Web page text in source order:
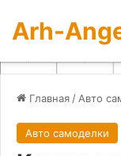
Arh-
Главная / Авто
Авто самоделки